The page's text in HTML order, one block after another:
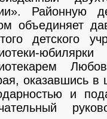
Районную
объединяет
детского
оказавшись
и